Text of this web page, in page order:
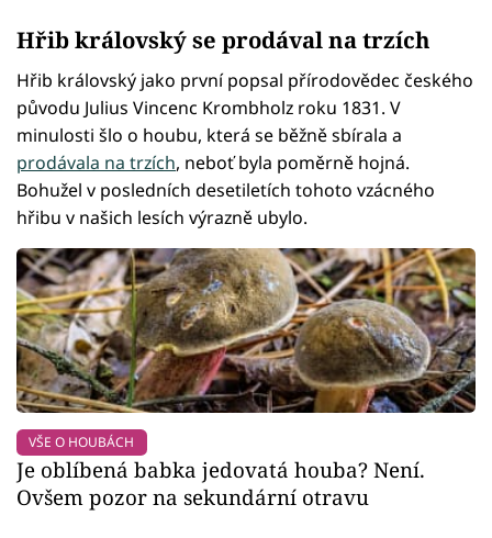
Hřib královský se prodával na trzích
Hřib královský jako první popsal přírodovědec českého
původu Julius Vincenc Krombholz roku 1831. V
minulosti šlo o houbu, která se běžně sbírala a
prodávala na trzích, neboť byla poměrně hojná.
Bohužel v posledních desetiletích tohoto vzácného
hřibu v našich lesích výrazně ubylo.
VŠE O HOUBÁCH
Je oblíbená babka jedovatá houba? Není.
Ovšem pozor na sekundární otravu